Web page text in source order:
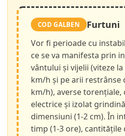
COD GALBEN Furtuni
Vor fi perioade cu
ce se va manifesta prin
vântului și vijelii (viteze
km/h și pe arii restrânse
km/h), averse torențiale,
electrice și izolat
dimensiuni (1-2 cm). În
timp (1-3 ore), cantitățile